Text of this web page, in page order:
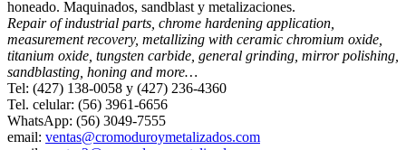
honeado. Maquinados, sandblast y metalizaciones.
Repair of industrial parts, chrome hardening application,
measurement recovery, metallizing with ceramic chromium oxide,
titanium oxide, tungsten carbide, general grinding, mirror polishing,
sandblasting, honing and more…
Tel: (427) 138-0058 y (427) 236-4360
Tel. celular: (56) 3961-6656
WhatsApp: (56) 3049-7555
email: ventas@cromoduroymetalizados.com